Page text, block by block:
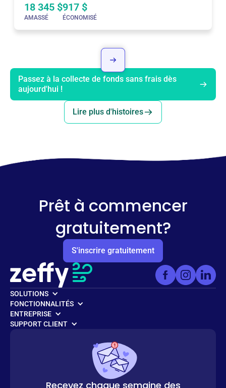
18 345 $
AMASSÉ
917 $
ÉCONOMISÉ
Passez à la collecte de fonds sans frais dès
aujourd'hui !
Lire plus d'histoires
Prêt à commencer
gratuitement?
S'inscrire gratuitement
SOLUTIONS
FONCTIONNALITÉS
ENTREPRISE
SUPPORT CLIENT
Recevez chaque semaine des